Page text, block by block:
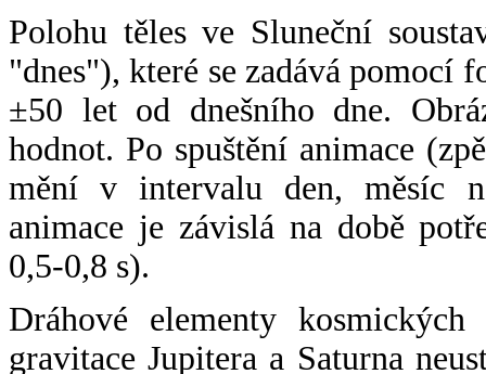
Polohu těles ve Sluneční
"dnes"), které se zadává pomocí
±50 let od dnešního dne.
hodnot. Po spuštění animace
mění v intervalu den, měsíc
animace je závislá na době
0,5-0,8 s).
Dráhové elementy
gravitace Jupitera a Saturna